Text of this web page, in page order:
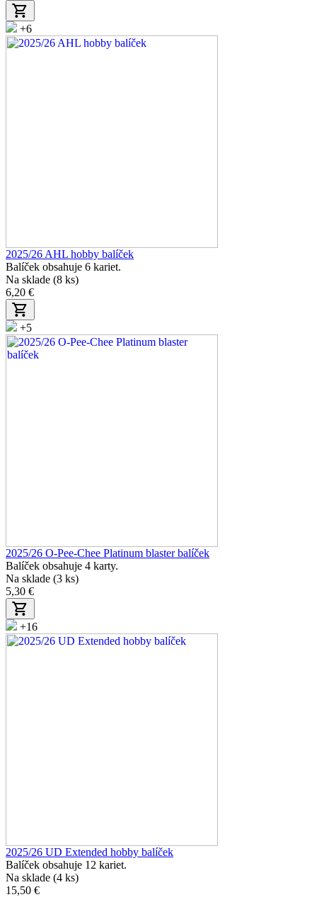
+6
2025/26 AHL hobby balíček
Balíček obsahuje 6 kariet.
Na sklade (8 ks)
6,20 €
+5
2025/26 O-Pee-Chee Platinum blaster balíček
Balíček obsahuje 4 karty.
Na sklade (3 ks)
5,30 €
+16
2025/26 UD Extended hobby balíček
Balíček obsahuje 12 kariet.
Na sklade (4 ks)
15,50 €